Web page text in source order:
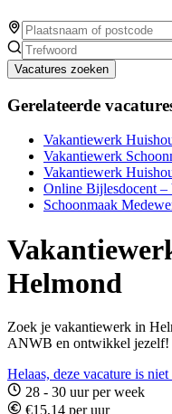
Vacatures zoeken
Gerelateerde
Vakantiewerk
Vakantiewerk
Vakantiewerk
Online Bijlesdocent –
Schoonmaak
Helmond
Zoek je vakantiewerk in
ANWB en ontwikkel jezelf!
Helaas, deze vacature is niet
28 - 30 uur per week
€15,14 per uur